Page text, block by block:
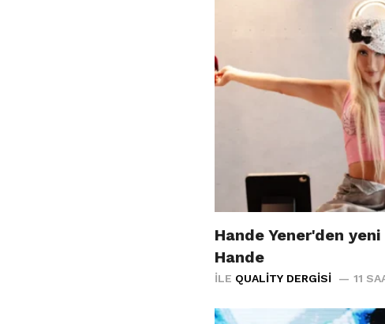
Hande Yener'den
Hande
İLE QUALITY DERGISI 11